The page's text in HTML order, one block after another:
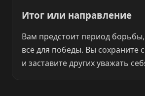
Итог или направление
Вам предстоит период борьбы,
всё для победы. Вы сохраните
и заставите других уважать